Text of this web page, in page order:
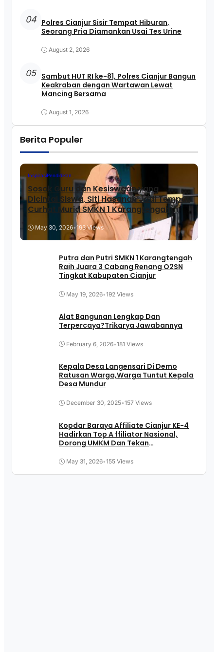
04 Polres Cianjur Sisir Tempat Hiburan,
Seorang Pria Diamankan Usai Tes Urine
August 2, 2026
05 Sambut HUT RI ke-81, Polres Cianjur Bangun
Keakraban dengan Wartawan Lewat
Mancing Bersama
August 1, 2026
Berita Populer
InspirasiPendidikan
Sosok Guru dan Kesiswaan yang
Dicintai Siswa, Siti Hasanah Jadi Tempat
Curhat Murid SMKN 1 Karangtengah
May 30, 2026•193 Views
Putra dan Putri SMKN 1 Karangtengah
Raih Juara 3 Cabang Renang O2SN
Tingkat Kabupaten Cianjur
May 19, 2026•192 Views
Alat Bangunan Lengkap Dan
Terpercaya?Trikarya Jawabannya
February 6, 2026•181 Views
Kepala Desa Langensari Di Demo
Ratusan Warga,Warga Tuntut Kepala
Desa Mundur
December 30, 2025•157 Views
Kopdar Baraya Affiliate Cianjur KE-4
Hadirkan Top A ffiliator Nasional,
Dorong UMKM Dan Tekan
May 31, 2026•155 Views